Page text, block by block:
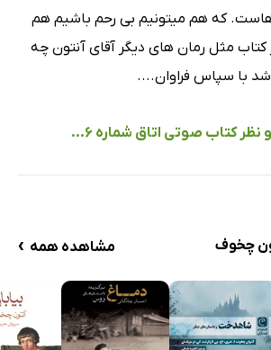
هاست. که هم میتونیم بی رحم باشیم هم
کتاب مثل رمان های دیگر آقای آنتون چه
با سپاس فراوان....
چخوف مشاهده همه ›